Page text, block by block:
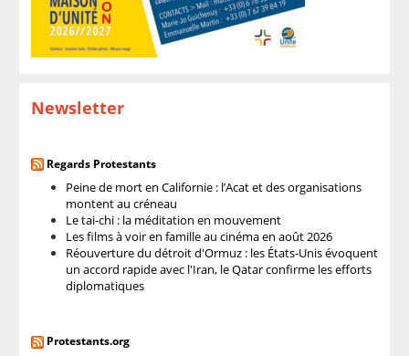
Newsletter
Regards Protestants
Peine de mort en Californie : l’Acat et des organisations
montent au créneau
Le tai-chi : la méditation en mouvement
Les films à voir en famille au cinéma en août 2026
Réouverture du détroit d'Ormuz : les États-Unis évoquent
un accord rapide avec l'Iran, le Qatar confirme les efforts
diplomatiques
Protestants.org